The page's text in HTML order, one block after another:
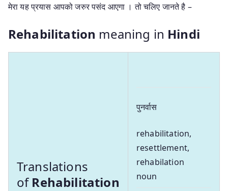
मेरा यह प्रयास आपको जरुर पसंद आएगा । तो चलिए जानते है –
Rehabilitation meaning in Hindi
Translations
ofRehabilitation
पुनर्वास
rehabilitation,
resettlement,
rehabilation
noun